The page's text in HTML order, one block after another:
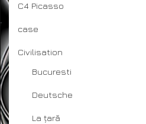
C4 Picasso
case
Civilisation
Bucuresti
Deutsche
La țară